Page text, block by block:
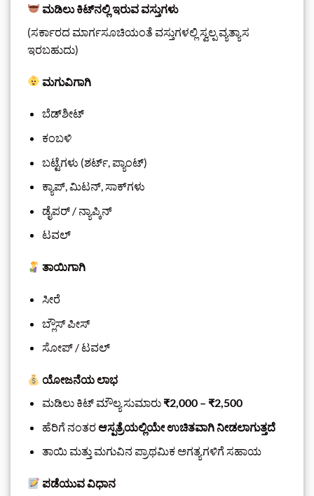
ಮಡಿಲು ಕಿಟ್‌ನಲ್ಲಿ ಇರುವ ವಸ್ತುಗಳು
(ಸರ್ಕಾರದ ಮಾರ್ಗಸೂಚಿಯಂತೆ ವಸ್ತುಗಳಲ್ಲಿ ಸ್ವಲ್ಪ ವ್ಯತ್ಯಾಸ
ಇರಬಹುದು)
ಮಗುವಿಗಾಗಿ
ಬೆಡ್‌ಶೀಟ್
ಕಂಬಳಿ
ಬಟ್ಟೆಗಳು (ಶರ್ಟ್, ಪ್ಯಾಂಟ್)
ಕ್ಯಾಪ್, ಮಿಟನ್, ಸಾಕ್‌ಗಳು
ಡೈಪರ್ / ನ್ಯಾಪ್ಕಿನ್
ಟವಲ್
ತಾಯಿಗಾಗಿ
ಸೀರೆ
ಬ್ಲೌಸ್ ಪೀಸ್
ಸೋಪ್ / ಟವಲ್
ಯೋಜನೆಯ ಲಾಭ
ಮಡಿಲು ಕಿಟ್ ಮೌಲ್ಯ ಸುಮಾರು ₹2,000 – ₹2,500
ಹೆರಿಗೆ ನಂತರಆಸ್ಪತ್ರೆಯಲ್ಲಿಯೇ ಉಚಿತವಾಗಿ ನೀಡಲಾಗುತ್ತದೆ
ತಾಯಿ ಮತ್ತು ಮಗುವಿನ ಪ್ರಾಥಮಿಕ ಅಗತ್ಯಗಳಿಗೆ ಸಹಾಯ
ಪಡೆಯುವ ವಿಧಾನ